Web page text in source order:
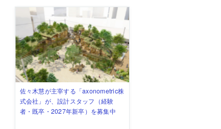
佐々木慧が主宰する「axonometric株
式会社」が、設計スタッフ（経験
者・既卒・2027年新卒）を募集中
古民家を軸に全国で“価値循環の仕組
み”を作り、リモートワーク主体の働
き方を実践する「株式会社つぎと」
リノベる株式会社が、設計パートナ
ー (業務委託) を募集中
社会への影響力のある建築を手掛
け、スタッフ同士で助け合う環境づ
くりも行う「E.A.S.T.architects」
代官山を拠点に活動する「梅澤竜也 /
ALA INC.」が、設計スタッフ・アル
バイト・事務職を募集中